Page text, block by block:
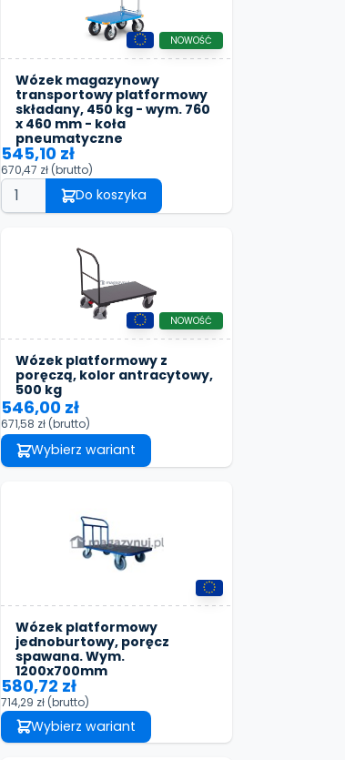
Wózek magazynowy
transportowy platformowy
składany, 450 kg - wym. 760
x 460 mm - koła
pneumatyczne
NOWOŚĆ
545,10 zł
670,47 zł (brutto)
Do koszyka
Wózek platformowy z
poręczą, kolor antracytowy,
500 kg
NOWOŚĆ
546,00 zł
671,58 zł (brutto)
Wybierz wariant
Wózek platformowy
jednoburtowy, poręcz
spawana. Wym.
1200x700mm
580,72 zł
714,29 zł (brutto)
Wybierz wariant